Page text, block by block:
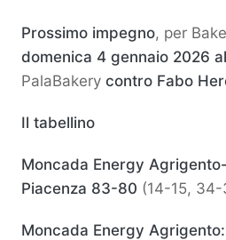
Prossimo impegno, per
domenica 4 gennaio 2026
PalaBakery contro Fabo
Il tabellino
Moncada Energy
Piacenza 83-80 (14-15,
Moncada Energy Agrigento: